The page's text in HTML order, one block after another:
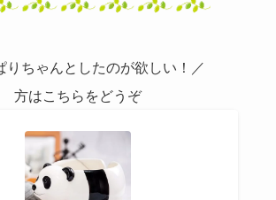
りちゃんとしたのが欲しい！／
方はこちらをどうぞ